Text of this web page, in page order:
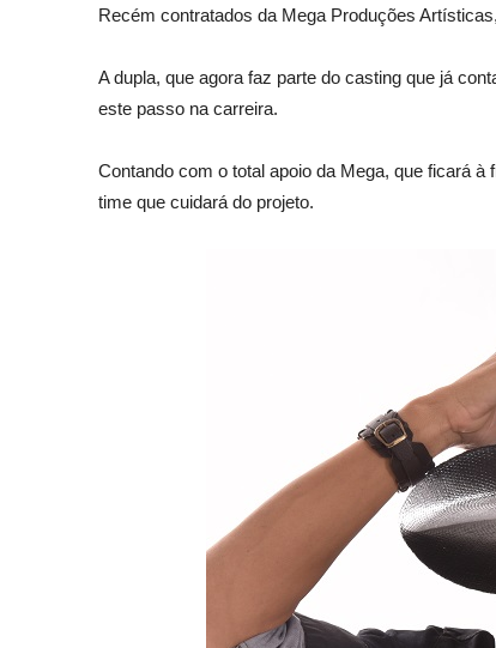
Recém contratados da Mega Produções
A dupla, que agora faz parte do casting que já
este passo na carreira.
Contando com o total apoio da Mega, que ficará
time que cuidará do projeto.